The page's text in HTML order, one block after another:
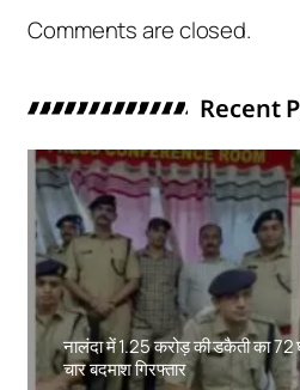
Comments are closed.
Recent
नालंदा में 1.25 करोड़ की डकैती का 72
चार बदमाश गिरफ्तार